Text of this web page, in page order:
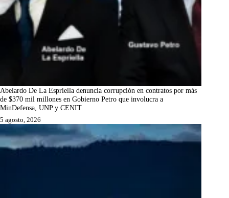
Abelardo De La Espriella denuncia corrupción en contratos por más
de $370 mil millones en Gobierno Petro que involucra a
MinDefensa, UNP y CENIT
5 agosto, 2026